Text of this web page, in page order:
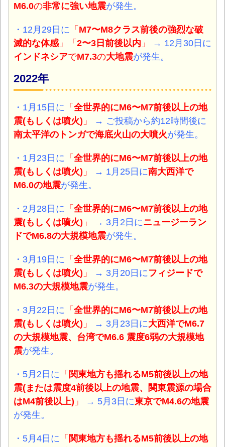
M6.0の非常に強い地震が発生。
・12月29日に 「 M7〜M8クラス前後の強烈な破
滅的な体感 」「 2〜3日前後以内 」
→ 12月30日に
インドネシアでM7.3の大地震が発生。
2022年
・1月15日に 「 全世界的にM6〜M7前後以上の地
震(もしくは噴火) 」
→ ご投稿から約12時間後に
南太平洋のトンガで海底火山の大噴火が発生。
・1月23日に 「 全世界的にM6〜M7前後以上の地
震(もしくは噴火) 」 → 1月25日に南大西洋で
M6.0の地震が発生。
・2月28日に 「 全世界的にM6〜M7前後以上の地
震(もしくは噴火) 」 → 3月2日にニュージーラン
ドでM6.8の大規模地震が発生。
・3月19日に 「 全世界的にM6〜M7前後以上の地
震(もしくは噴火) 」 → 3月20日に フィジードで
M6.3の大規模地震が発生。
・3月22日に 「 全世界的にM6〜M7前後以上の地
震(もしくは噴火) 」 → 3月23日に大西洋でM6.7
の大規模地震、台湾でM6.6 震度6弱の大規模地
震が発生。
・5月2日に 「 関東地方も揺れるM5前後以上の地
震(または震度4前後以上の地震、関東震源の場合
はM4前後以上) 」 → 5月3日に東京でM4.6の地震
が発生。
・5月4日に 「 関東地方も揺れるM5前後以上の地